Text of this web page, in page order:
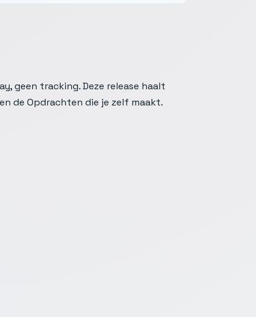
geen tracking. Deze release haalt
de Opdrachten die je zelf maakt.